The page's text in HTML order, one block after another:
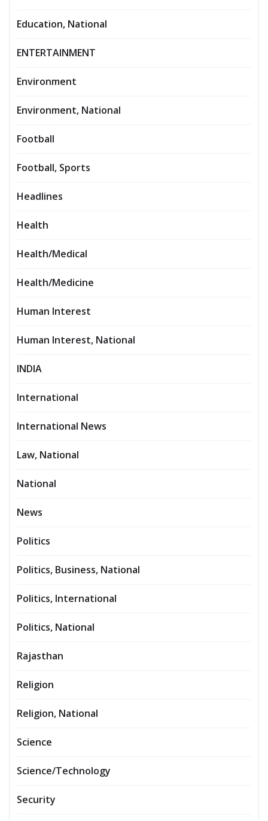
Education, National
ENTERTAINMENT
Environment
Environment, National
Football
Football, Sports
Headlines
Health
Health/Medical
Health/Medicine
Human Interest
Human Interest, National
INDIA
International
International News
Law, National
National
News
Politics
Politics, Business, National
Politics, International
Politics, National
Rajasthan
Religion
Religion, National
Science
Science/Technology
Security